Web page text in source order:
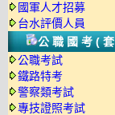
國軍人才招募
台水評價人員
公職國考(
公職考試
鐵路特考
警察類考試
專技證照考試